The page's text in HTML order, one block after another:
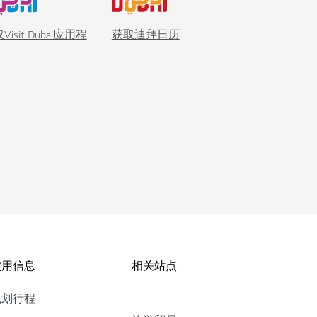
Dubai应用程 获取迪拜日历
信息
行程
相关站点